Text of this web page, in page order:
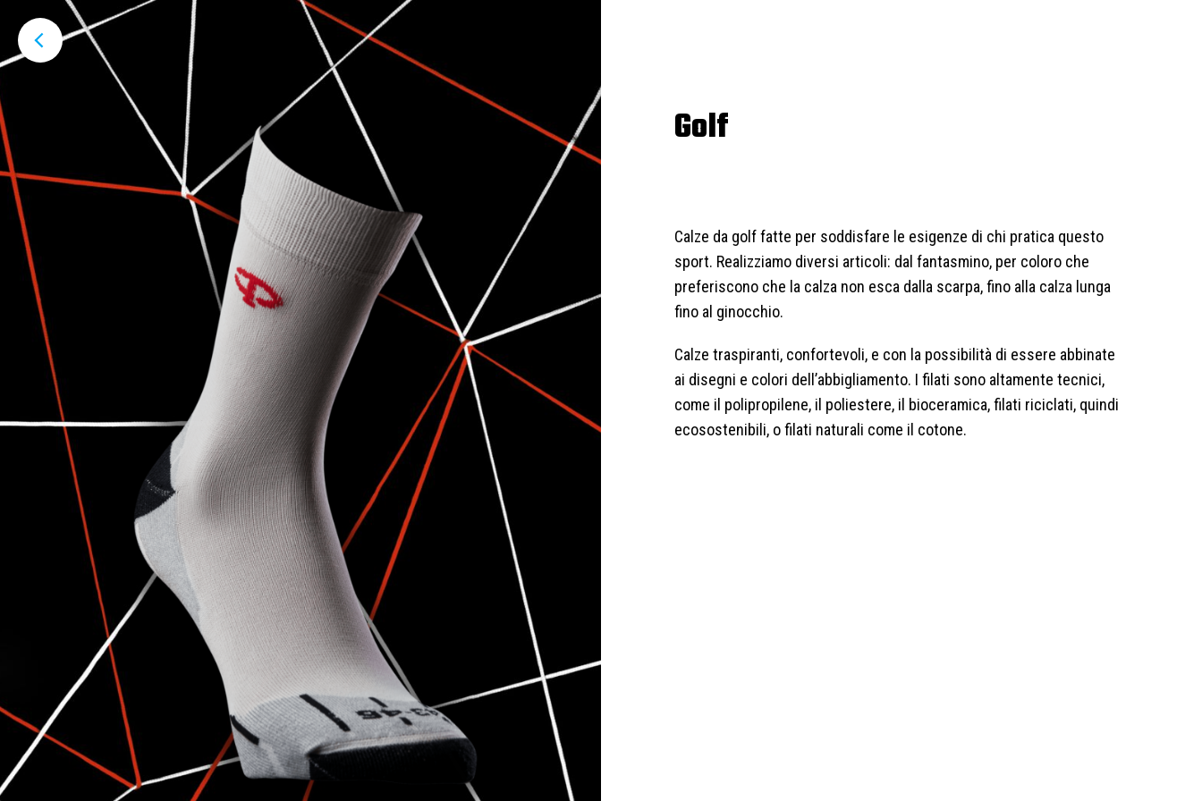
Golf
Calze da golf fatte per soddisfare le esigenze di chi pratica questo
sport. Realizziamo diversi articoli: dal fantasmino, per coloro che
preferiscono che la calza non esca dalla scarpa, fino alla calza lunga
fino al ginocchio.
Calze traspiranti, confortevoli, e con la possibilità di essere abbinate
ai disegni e colori dell’abbigliamento. I filati sono altamente tecnici,
come il polipropilene, il poliestere, il bioceramica, filati riciclati, quindi
ecosostenibili, o filati naturali come il cotone.